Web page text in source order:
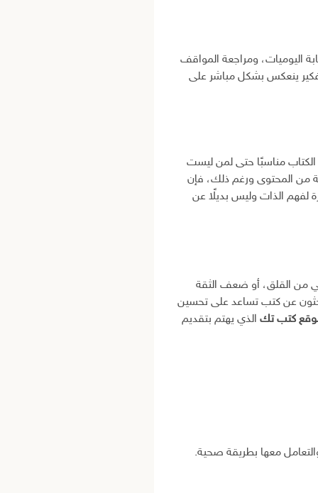
اليوميات، ومراجعة المواقف
ينعكس بشكل مباشر على
مناسبًا حتى لمن ليست
من المحتوى ورغم ذلك، فإن
لفهم الذات وليس بديلًا عن
من القلق، أو ضعف الثقة
عن كتب تساعد على تحسين
كتب تك الذي يهتم بتقديم
معها بطريقة صحية.